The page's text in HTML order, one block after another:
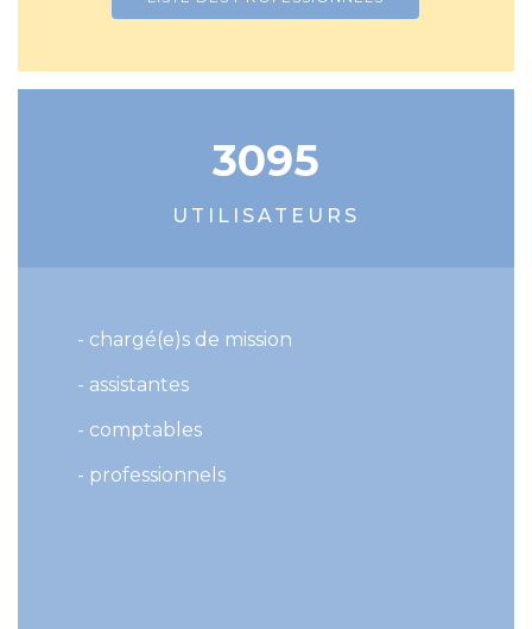
3095
UTILISATEURS
- chargé(e)s de mission
- assistantes
- comptables
- professionnels